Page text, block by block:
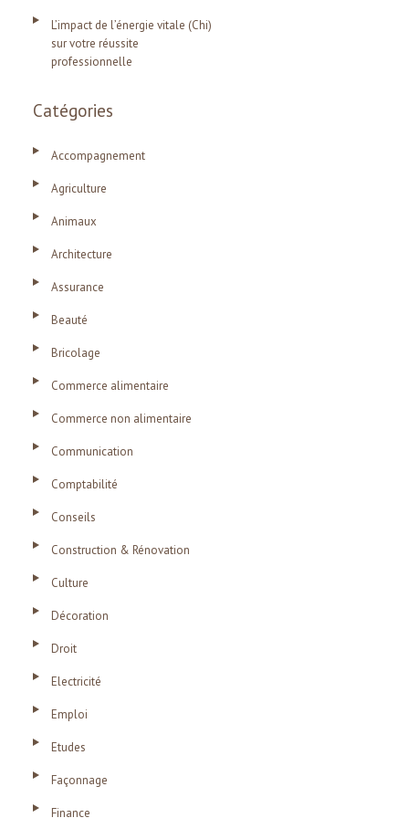
L’impact de l’énergie vitale (Chi)
sur votre réussite
professionnelle
Catégories
Accompagnement
Agriculture
Animaux
Architecture
Assurance
Beauté
Bricolage
Commerce alimentaire
Commerce non alimentaire
Communication
Comptabilité
Conseils
Construction & Rénovation
Culture
Décoration
Droit
Electricité
Emploi
Etudes
Façonnage
Finance